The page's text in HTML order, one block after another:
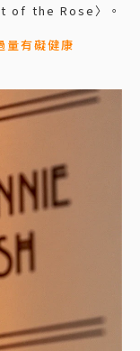
of the Rose〉。
量有礙健康